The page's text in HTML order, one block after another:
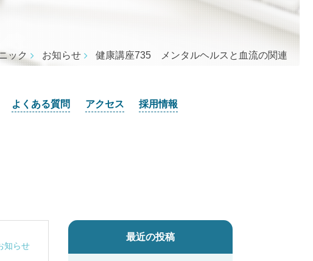
ック お知らせ 健康講座735 メンタルヘルスと血流の関連
よくある質問 アクセス 採用情報
知らせ
最近の投稿